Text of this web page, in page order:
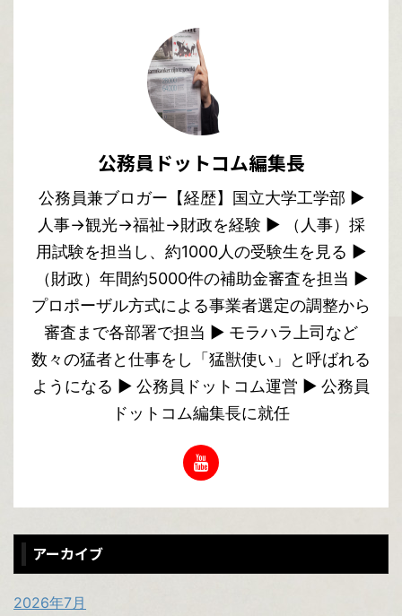
公務員ドットコム編集長
公務員兼ブロガー【経歴】国立大学工学部 ▶︎
人事→観光→福祉→財政を経験 ▶︎ （人事）採
用試験を担当し、約1000人の受験生を見る ▶︎
（財政）年間約5000件の補助金審査を担当 ▶︎
プロポーザル方式による事業者選定の調整から
審査まで各部署で担当 ▶︎ モラハラ上司など
数々の猛者と仕事をし「猛獣使い」と呼ばれる
ようになる ▶︎ 公務員ドットコム運営 ▶︎ 公務員
ドットコム編集長に就任
アーカイブ
2026年7月